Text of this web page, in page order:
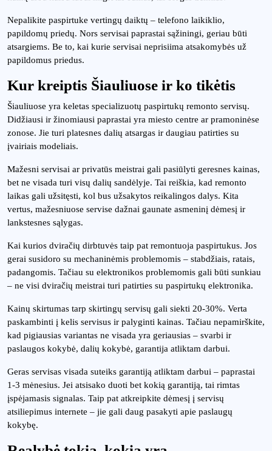
Nepalikite paspirtuke vertingų daiktų – telefono laikiklio,
papildomų priedų. Nors servisai paprastai sąžiningi, geriau būti
atsargiems. Be to, kai kurie servisai neprisiima atsakomybės už
papildomus priedus.
Kur kreiptis Šiauliuose ir ko tikėtis
Šiauliuose yra keletas specializuotų paspirtukų remonto servisų.
Didžiausi ir žinomiausi paprastai yra miesto centre ar pramoninėse
zonose. Jie turi platesnes dalių atsargas ir daugiau patirties su
įvairiais modeliais.
Mažesni servisai ar privatūs meistrai gali pasiūlyti geresnes kainas,
bet ne visada turi visų dalių sandėlyje. Tai reiškia, kad remonto
laikas gali užsitęsti, kol bus užsakytos reikalingos dalys. Kita
vertus, mažesniuose servise dažnai gaunate asmeninį dėmesį ir
lankstesnes sąlygas.
Kai kurios dviračių dirbtuvės taip pat remontuoja paspirtukus. Jos
gerai susidoro su mechaninėmis problemomis – stabdžiais, ratais,
padangomis. Tačiau su elektronikos problemomis gali būti sunkiau
– ne visi dviračių meistrai turi patirties su paspirtukų elektronika.
Kainų skirtumas tarp skirtingų servisų gali siekti 20-30%. Verta
paskambinti į kelis servisus ir palyginti kainas. Tačiau nepamirškite,
kad pigiausias variantas ne visada yra geriausias – svarbi ir
paslaugos kokybė, dalių kokybė, garantija atliktam darbui.
Geras servisas visada suteiks garantiją atliktam darbui – paprastai
1-3 mėnesius. Jei atsisako duoti bet kokią garantiją, tai rimtas
įspėjamasis signalas. Taip pat atkreipkite dėmesį į servisų
atsiliepimus internete – jie gali daug pasakyti apie paslaugų
kokybę.